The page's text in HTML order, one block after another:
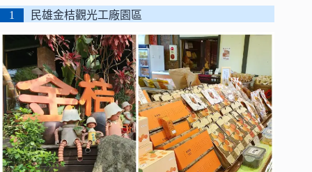
民雄金桔觀光工廠園區